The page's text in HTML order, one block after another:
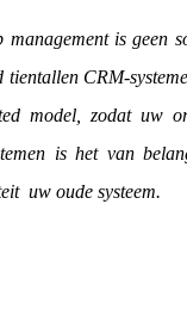
management is geen
CRM-
model, zodat uw
is het van
uw oude systeem.